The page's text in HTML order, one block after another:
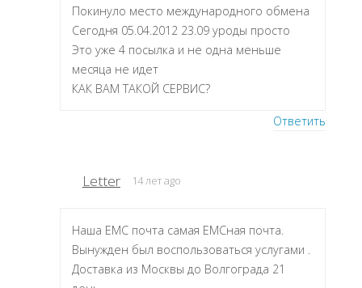
Покинуло место международного обмена
Сегодня 05.04.2012 23.09 уроды просто
Это уже 4 посылка и не одна меньше
месяца не идет
КАК ВАМ ТАКОЙ СЕРВИС?
Ответить
Letter 14 лет ago
Наша ЕМС почта самая ЕМСная почта.
Вынужден был воспользоваться услугами .
Доставка из Москвы до Волгограда 21